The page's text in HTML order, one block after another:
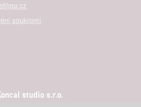
soukromí
studio s.r.o.